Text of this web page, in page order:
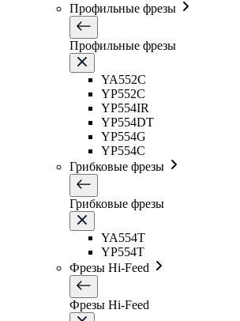
Профильные фрезы
Профильные фрезы
YA552C
YP552C
YP554IR
YP554DT
YP554G
YP554C
Грибковые фрезы
Грибковые фрезы
YA554T
YP554T
Фрезы Hi-Feed
Фрезы Hi-Feed